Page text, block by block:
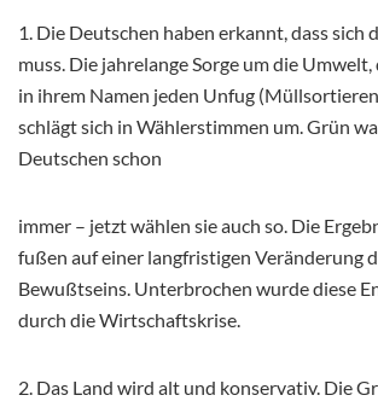
1. Die Deutschen haben erkannt, dass sich
muss. Die jahrelange Sorge um die
in ihrem Namen jeden Unfug
schlägt sich in Wählerstimmen um. Grün
Deutschen schon
immer – jetzt wählen sie auch so. Die
fußen auf einer langfristigen Veränderung
Bewußtseins. Unterbrochen wurde diese
durch die Wirtschaftskrise.
2. Das Land wird alt und konservativ. Die